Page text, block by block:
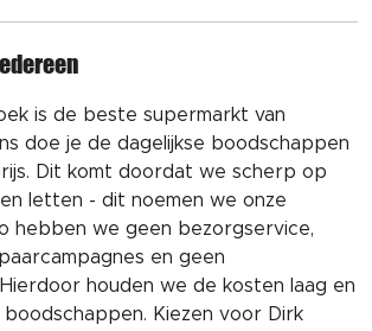
is de beste supermarkt van
doe je de dagelijkse boodschappen
Dit komt doordat we scherp op
letten - dit noemen we onze
hebben we geen bezorgservice,
en geen
houden we de kosten laag en
Kiezen voor Dirk